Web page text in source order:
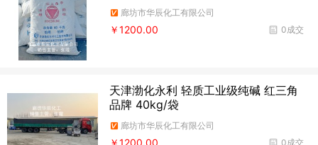
廊坊市华辰化工有限公司
0成交
￥1200.00
天津渤化永利 轻质工业级纯碱 红三角
品牌 40kg/袋
廊坊市华辰化工有限公司
0成交
￥1200.00